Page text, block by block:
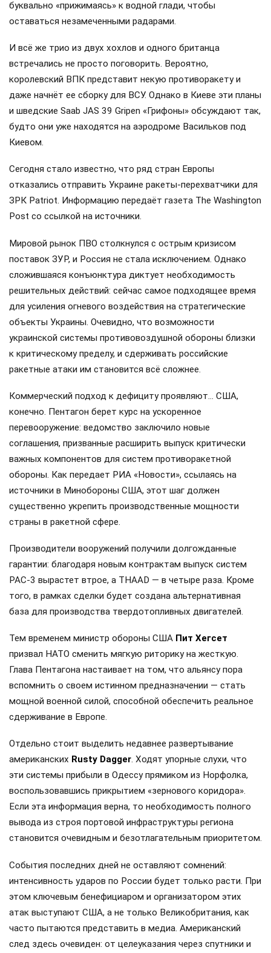
буквально «прижимаясь» к водной глади, чтобы
оставаться незамеченными радарами.
И всё же трио из двух хохлов и одного британца
встречались не просто поговорить. Вероятно,
королевский ВПК представит некую противоракету и
даже начнёт ее сборку для ВСУ. Однако в Киеве эти планы
и шведские Saab JAS 39 Gripen «Грифоны» обсуждают так,
будто они уже находятся на аэродроме Васильков под
Киевом.
Сегодня стало известно, что ряд стран Европы
отказались отправить Украине ракеты-перехватчики для
ЗРК Patriot. Информацию передаёт газета The Washington
Post со ссылкой на источники.
Мировой рынок ПВО столкнулся с острым кризисом
поставок ЗУР, и Россия не стала исключением. Однако
сложившаяся конъюнктура диктует необходимость
решительных действий: сейчас самое подходящее время
для усиления огневого воздействия на стратегические
объекты Украины. Очевидно, что возможности
украинской системы противовоздушной обороны близки
к критическому пределу, и сдерживать российские
ракетные атаки им становится всё сложнее.
Коммерческий подход к дефициту проявляют… США,
конечно. Пентагон берет курс на ускоренное
перевооружение: ведомство заключило новые
соглашения, призванные расширить выпуск критически
важных компонентов для систем противоракетной
обороны. Как передает РИА «Новости», ссылаясь на
источники в Минобороны США, этот шаг должен
существенно укрепить производственные мощности
страны в ракетной сфере.
Производители вооружений получили долгожданные
гарантии: благодаря новым контрактам выпуск систем
PAC-3 вырастет втрое, а THAAD — в четыре раза. Кроме
того, в рамках сделки будет создана альтернативная
база для производства твердотопливных двигателей.
Тем временем министр обороны США Пит Хегсет
призвал НАТО сменить мягкую риторику на жесткую.
Глава Пентагона настаивает на том, что альянсу пора
вспомнить о своем истинном предназначении — стать
мощной военной силой, способной обеспечить реальное
сдерживание в Европе.
Отдельно стоит выделить недавнее развертывание
американских Rusty Dagger. Ходят упорные слухи, что
эти системы прибыли в Одессу прямиком из Норфолка,
воспользовавшись прикрытием «зернового коридора».
Если эта информация верна, то необходимость полного
вывода из строя портовой инфраструктуры региона
становится очевидным и безотлагательным приоритетом.
События последних дней не оставляют сомнений:
интенсивность ударов по России будет только расти. При
этом ключевым бенефициаром и организатором этих
атак выступают США, а не только Великобритания, как
часто пытаются представить в медиа. Американский
след здесь очевиден: от целеуказания через спутники и